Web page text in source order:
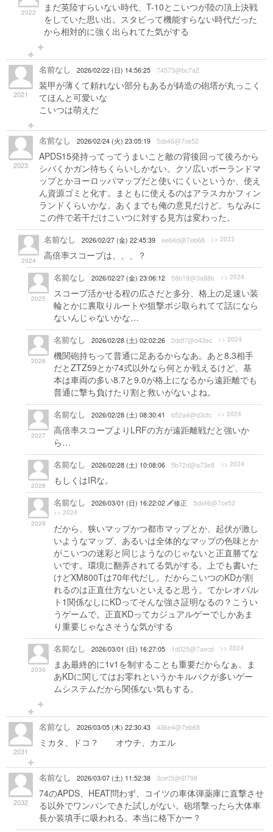
2022
まだ英陸すらいない時代、T-10とこいつが陸の頂上決戦
をしていた思い出。スタビって機能すらない時代だった
から相対的に強く出られてた気がする
2021
名前なし 2026/02/22 (日) 14:56:25 74573@bc7a2
装甲が薄くて頼れない部分もあるが鋳造の砲塔が丸っこく
てほんと可愛いな
こいつは萌えだ
2023
名前なし 2026/02/24 (火) 23:05:19 5cb46@7ce52
APDS15発持ってってうまいこと敵の背後回って後ろから
シバくかガン待ちくらいしかない。クソ広いポーランドマ
ップとかヨーロッパマップだと使いにくいというか、使え
ん資源ゴミと化す。まともに使えるのはアラスカかフィン
ランドくらいかな。あくまでも俺の意見だけど。ちなみに
この件で若干だけこいつに対する見方は変わった。
2024
名前なし 2026/02/27 (金) 22:45:39 ee64d@7eb68 >> 2023
高倍率スコープは、、、？
2025
名前なし 2026/02/27 (金) 23:06:12 58b18@3a88b >> 2024
スコープ活かせる程の広さだと多分、格上の足速い装
輪とかに裏取りルートや狙撃ポジ取られてて話になら
ないんじゃないかな…
2026
名前なし 2026/02/28 (土) 02:02:26 2ddf7@d43ec >> 2024
機関砲持ちって普通に足あるからなあ。あと8.3相手
だとZTZ59とか74式以外なら何とか戦えるけど、基
本は車両の多い8.7と9.0が格上になるから遠距離でも
普通に撃ち負けたり割と救いがないよね。
2027
名前なし 2026/02/28 (土) 08:30:41 b52a4@d3cfc >> 2024
高倍率スコープよりLRFの方が遠距離戦だと強いか
ら…
2028
名前なし 2026/02/28 (土) 10:08:06 5b72d@a73e8 >> 2024
もしくはIRな。
2029
名前なし 2026/03/01 (日) 16:22:02 修正 5cb46@7ce52
>> 2024
だから、狭いマップかつ都市マップとか、起伏が激し
いようなマップ、あるいは全体的なマップの色味とか
がこいつの迷彩と同じようなのじゃないと正直勝てな
いです。環境に翻弄されてる気がする。上でも書いた
けどXM800Tは70年代だし。だからこいつのKDが割
れるのは正直仕方ないといえると思う。てかレオパル
ト1関係なしにKDってそんな強さ証明なるの？こうい
うゲームで。正直KDってカジュアルゲーでしかあま
り重要じゃなさそうな気がする
2030
名前なし 2026/03/01 (日) 16:27:05 1d025@7aecd >> 2024
まあ最終的に1v1を制することも重要だからなぁ。ま
あKDに関してはお零れというかキルパクが多いゲー
ムシステムだから関係ない気もする。
2031
名前なし 2026/03/05 (木) 22:30:43 436e4@7eb68
ミカタ、ドコ？ オウチ、カエル
2032
名前なし 2026/03/07 (土) 11:52:38 3ce05@6f798
74のAPDS、HEAT問わず、コイツの車体弾薬庫に直撃させ
る以外でワンパンできた試しがない。砲塔撃ったら大体車
長か装填手に吸われる。本当に格下かー？